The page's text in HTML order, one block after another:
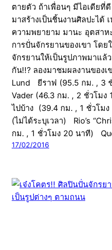
ตายตัว ถ้าเพื่อนๆ มีไอเดียที่
มาสร้างเป็นชิ้นงานศิลปะได้
ความพยายาม มานะ อุตสาห
การปั่นจักรยานของเขา โดย
จักรยานให้เป็นรูปภาพมาแล้
กัน!!? ลองมาชมผลงานของ
Lund ยีราฟ (95.5 กม. , 3
Vader (46.3 กม. , 2 ชั่วโม
ไปบ้าง (39.4 กม. , 1 ชั่วโ
(ไม่ได้ระบุเวลา) Rio’s
กม. , 1 ชั่วโมง 20 นาที)
17/02/2016